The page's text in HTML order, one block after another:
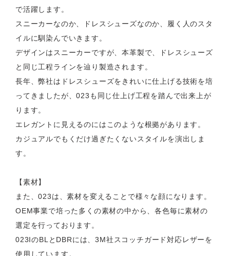
で活躍します。
スニーカーなのか、ドレスシューズなのか、履く人のスタ
イルに馴染んでいきます。
デザインはスニーカーですが、本革製で、ドレスシューズ
と同じ工程ラインを辿り製造されます。
長年、弊社はドレスシューズをきれいに仕上げる技術を培
ってきましたが、023も同じ仕上げ工程を踏んで出来上が
ります。
エレガントに見えるのにはこのような根拠があります。
カジュアルでもくだけ過ぎたくないスタイルを演出しま
す。
【素材】
また、023は、素材を変えることで様々な顔になります。
OEM事業で培った多くの素材の中から、各色毎に素材の
選定を行っております。
023IのBLとDBRには、3M社スコッチガード対応レザーを
使用しています。